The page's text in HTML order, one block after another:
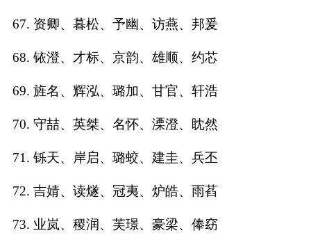
67. 资卿、暮松、予幽、访燕、邦爰
68. 铱澄、才标、京韵、雄顺、约芯
69. 旌名、辉泓、璐加、甘官、轩浩
70. 守喆、英桀、名怀、溧澄、眈然
71. 铄天、岸启、璐蛟、建圭、兵丕
72. 吉婧、读燧、冠夷、炉皓、雨萏
73. 业岚、稷润、芙璟、豪梁、俸窈